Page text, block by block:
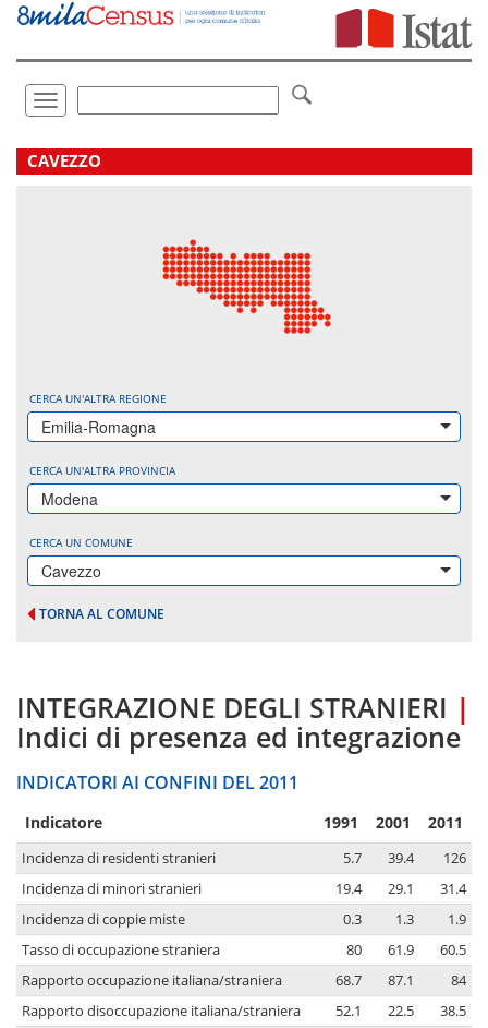
Vai
direttamente
Toggle
navigation
.
CAVEZZO
CERCA UN'ALTRA REGIONE
Emilia-Romagna
CERCA UN'ALTRA PROVINCIA
Modena
CERCA UN COMUNE
Cavezzo
TORNA AL COMUNE
INTEGRAZIONE DEGLI STRANIERI |
Indici di presenza ed integrazione
INDICATORI AI CONFINI DEL 2011
Indicatore 1991 2001 2011
Incidenza di residenti stranieri 5.7 39.4
126
Incidenza di minori stranieri
19.4 29.1
31.4
Incidenza di coppie miste
0.3 1.3
1.9
Tasso di occupazione straniera
80 61.9
60.5
Rapporto occupazione italiana/straniera
68.7 87.1
84
Rapporto disoccupazione italiana/straniera
52.1 22.5
38.5